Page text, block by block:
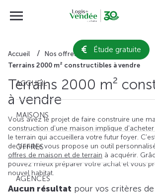
Étude gratuite
ACCUEIL
MAISONS
OFFRES
AGENCES
Accueil
Nos offres de terrain
Terrains 2000 m² constructibles à vendre
Terrains 2000 m²
à vendre
Vous avez le projet de faire construire une
construction d'une maison implique
le terrain qui accueillera votre futur foyer.
de Vendée vous propose un outil
offres de maison et de terrain à acquérir.
pouvez mieux préparer votre achat et vous
nouvel habitat.
Aucun résultat pour vos critères